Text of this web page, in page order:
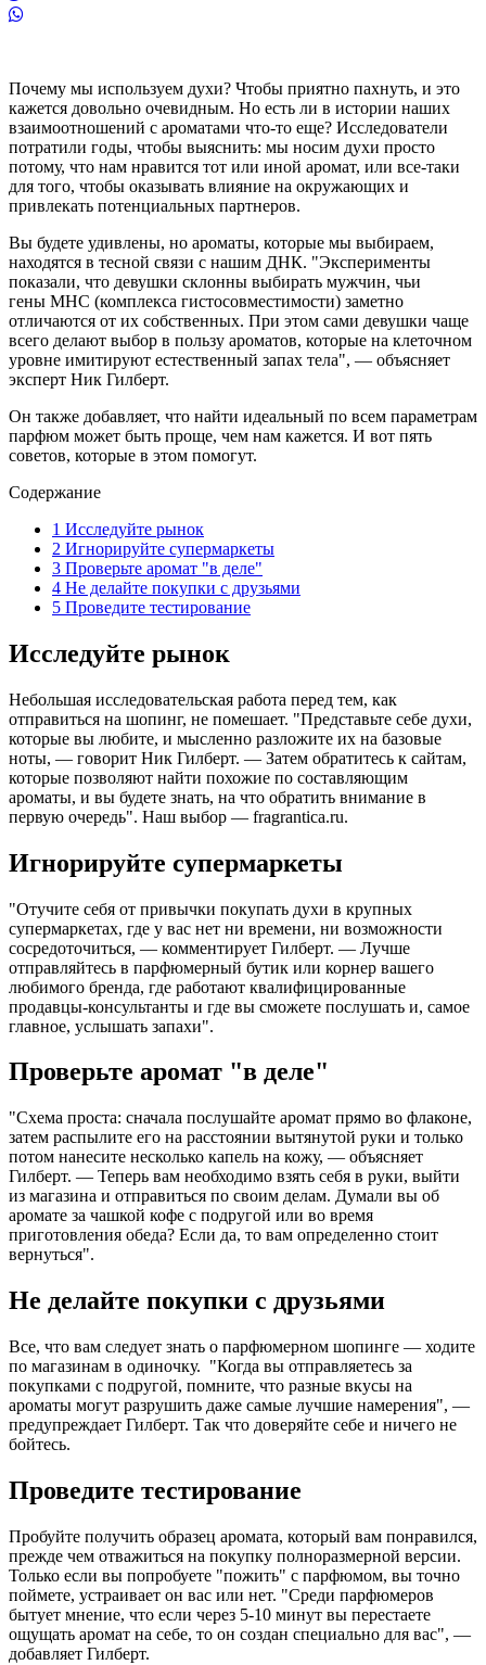
Почему мы используем духи? Чтобы приятно пахнуть, и это
кажется довольно очевидным. Но есть ли в истории наших
взаимоотношений с ароматами что-то еще? Исследователи
потратили годы, чтобы выяснить: мы носим духи просто
потому, что нам нравится тот или иной аромат, или все-таки
для того, чтобы оказывать влияние на окружающих и
привлекать потенциальных партнеров.
Вы будете удивлены, но ароматы, которые мы выбираем,
находятся в тесной связи с нашим ДНК. "Эксперименты
показали, что девушки склонны выбирать мужчин, чьи
гены MHC (комплекса гистосовместимости) заметно
отличаются от их собственных. При этом сами девушки чаще
всего делают выбор в пользу ароматов, которые на клеточном
уровне имитируют естественный запах тела", — объясняет
эксперт Ник Гилберт.
Он также добавляет, что найти идеальный по всем параметрам
парфюм может быть проще, чем нам кажется. И вот пять
советов, которые в этом помогут.
Содержание
1 Исследуйте рынок
2 Игнорируйте супермаркеты
3 Проверьте аромат "в деле"
4 Не делайте покупки с друзьями
5 Проведите тестирование
Исследуйте рынок
Небольшая исследовательская работа перед тем, как
отправиться на шопинг, не помешает. "Представьте себе духи,
которые вы любите, и мысленно разложите их на базовые
ноты, — говорит Ник Гилберт. — Затем обратитесь к сайтам,
которые позволяют найти похожие по составляющим
ароматы, и вы будете знать, на что обратить внимание в
первую очередь". Наш выбор — fragrantica.ru.
Игнорируйте супермаркеты
"Отучите себя от привычки покупать духи в крупных
супермаркетах, где у вас нет ни времени, ни возможности
сосредоточиться, — комментирует Гилберт. — Лучше
отправляйтесь в парфюмерный бутик или корнер вашего
любимого бренда, где работают квалифицированные
продавцы-консультанты и где вы сможете послушать и, самое
главное, услышать запахи".
Проверьте аромат "в деле"
"Схема проста: сначала послушайте аромат прямо во флаконе,
затем распылите его на расстоянии вытянутой руки и только
потом нанесите несколько капель на кожу, — объясняет
Гилберт. — Теперь вам необходимо взять себя в руки, выйти
из магазина и отправиться по своим делам. Думали вы об
аромате за чашкой кофе с подругой или во время
приготовления обеда? Если да, то вам определенно стоит
вернуться".
Не делайте покупки с друзьями
Все, что вам следует знать о парфюмерном шопинге — ходите
по магазинам в одиночку. "Когда вы отправляетесь за
покупками с подругой, помните, что разные вкусы на
ароматы могут разрушить даже самые лучшие намерения", —
предупреждает Гилберт. Так что доверяйте себе и ничего не
бойтесь.
Проведите тестирование
Пробуйте получить образец аромата, который вам понравился,
прежде чем отважиться на покупку полноразмерной версии.
Только если вы попробуете "пожить" с парфюмом, вы точно
поймете, устраивает он вас или нет. "Среди парфюмеров
бытует мнение, что если через 5-10 минут вы перестаете
ощущать аромат на себе, то он создан специально для вас", —
добавляет Гилберт.